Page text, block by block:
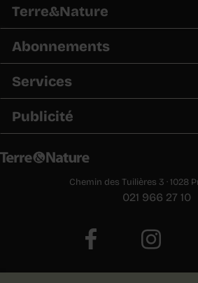
Terre&Nature
Abonnements
Services
Publicité
Chemin des Tuilières 3 · 1028
021 966 27 10